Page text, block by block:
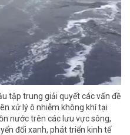
tập trung giải quyết các vấn đề
xử lý ô nhiễm không khí tại
nước trên các lưu vực sông,
đổi xanh, phát triển kinh tế